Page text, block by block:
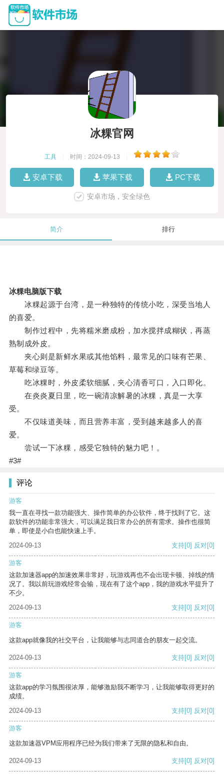
冰粿官网
工具 时间：2024-09-13
安卓下载 苹果下载 PC下载
安卓市场，安全绿色
简介 排行
冰粿电脑版下载
冰粿起源于台湾，是一种独特的传统小吃，深受当地人
的喜爱。
制作过程中，先将糯米磨成粉，加水搅拌成糊状，再蒸
熟制成外皮。
夹心则是新鲜水果或其他馅料，最常见的口味有芒果、
草莓和绿豆等。
吃冰粿时，外皮柔软细腻，夹心清香可口，入口即化。
在炎炎夏日里，吃一碗清凉解暑的冰粿，真是一大享
受。
不仅味道美味，而且营养丰富，受到越来越多人的喜
爱。
尝试一下冰粿，感受它独特的魅力吧！。
#3#
评论
游客
我一直在寻找一款功能强大、操作简单的办公软件，终于找到了它。这
款软件的功能非常强大，可以满足我日常办公的所有需求。操作也很简
单，即使是小白也能快速上手。
2024-09-13
支持[0] 反对[0]
游客
这款加速器app的加速效果非常好，玩游戏再也不会出现卡顿、掉线的情
况了。我以前玩游戏经常会输，现在有了这个app，我的游戏水平提升了
不少。
2024-09-13
支持[0] 反对[0]
游客
这款app就像我的社交平台，让我能够与志同道合的朋友一起交流。
2024-09-13 支持[0] 反对[0]
游客
这款app的学习氛围很浓厚，能够激励我不断学习，让我能够取得更好的
成绩。
2024-09-13
支持[0] 反对[0]
游客
这款加速器VPM应用程序已经为我们带来了无限的隐私和自由。
2024-09-13 支持[0] 反对[0]